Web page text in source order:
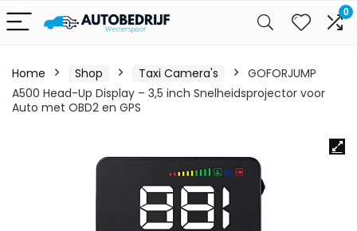
0
Home Shop Taxi Camera's
GOFORJUMP
A500 Head-Up Display – 3,5 inch Snelheidsprojector voor
Auto met OBD2 en GPS